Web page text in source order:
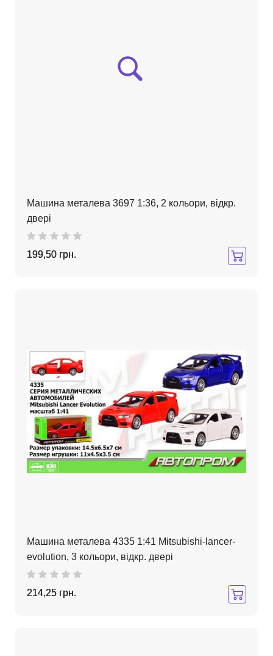
Машина металева 3697 1:36, 2 кольори, відкр.
двері
199,50 грн.
Машина металева 4335 1:41 Mitsubishi-lancer-
evolution, 3 кольори, відкр. двері
214,25 грн.